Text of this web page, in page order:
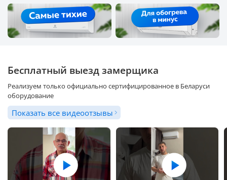
Бесплатный выезд замерщика
Реализуем только официально сертифицированное в Беларуси
оборудование
Показать все видеоотзывы